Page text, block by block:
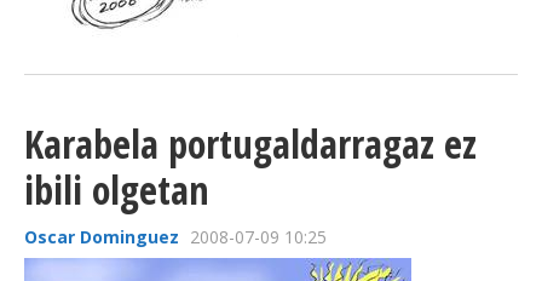
Karabela portugaldarragaz ez
ibili olgetan
Oscar Dominguez 2008-07-09 10:25